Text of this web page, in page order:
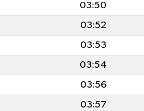
03:50
03:52
03:53
03:54
03:56
03:57